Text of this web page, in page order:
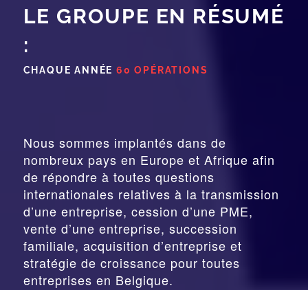
LE GROUPE EN RÉSUMÉ
:
CHAQUE ANNÉE 60 OPÉRATIONS
Nous sommes implantés dans de
nombreux pays en Europe et Afrique afin
de répondre à toutes questions
internationales relatives à la transmission
d’une entreprise, cession d’une PME,
vente d’une entreprise, succession
familiale, acquisition d’entreprise et
stratégie de croissance pour toutes
entreprises en Belgique.